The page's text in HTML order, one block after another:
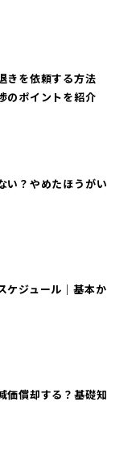
きを依頼する方法
ポイントを紹介
い？やめたほうがい
ケジュール｜基本か
価償却する？基礎知